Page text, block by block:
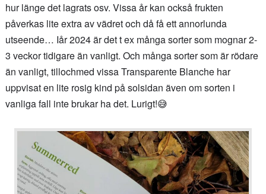
hur länge det lagrats osv. Vissa år kan också frukten
påverkas lite extra av vädret och då få ett annorlunda
utseende… Iår 2024 är det t ex många sorter som mognar 2-
3 veckor tidigare än vanligt. Och många sorter som är rödare
än vanligt, tillochmed vissa Transparente Blanche har
uppvisat en lite rosig kind på solsidan även om sorten i
vanliga fall inte brukar ha det. Lurigt!😅